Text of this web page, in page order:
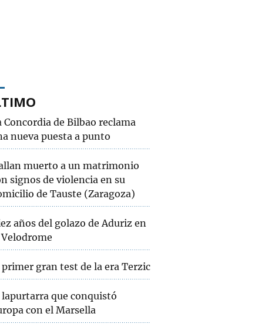
Concordia de Bilbao reclama
nueva puesta a punto
muerto a un matrimonio
signos de violencia en su
de Tauste (Zaragoza)
años del golazo de Aduriz en
primer gran test de la era Terzic
lapurtarra que conquistó
con el Marsella